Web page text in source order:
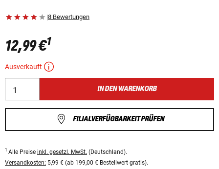
|8 Bewertungen
12,99 €1
Ausverkauft
IN DEN WARENKORB
FILIALVERFÜGBARKEIT PRÜFEN
1 Alle Preise inkl. gesetzl. MwSt. (Deutschland).
Versandkosten: 5,99 € (ab 199,00 € Bestellwert gratis).